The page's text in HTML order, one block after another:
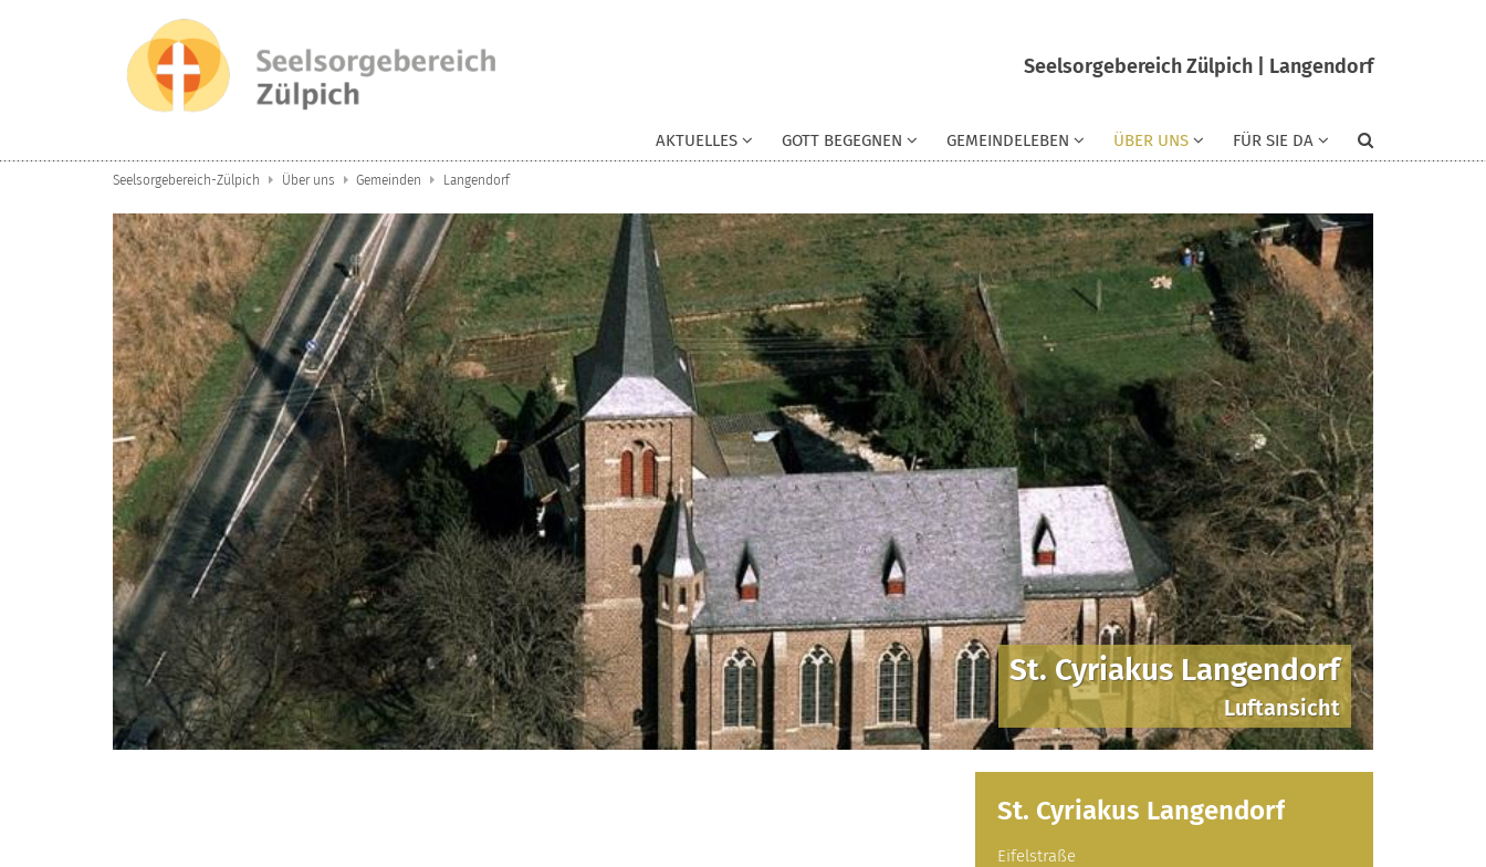
Seelsorgebereich Zülpich | Langendorf
AKTUELLES GOTT BEGEGNEN GEMEINDELEBEN ÜBER UNS FÜR SIE DA
Seelsorgebereich-Zülpich Über uns Gemeinden Langendorf
St. Cyriakus Langendorf
Luftansicht
St. Cyriakus Langendorf
Eifelstraße